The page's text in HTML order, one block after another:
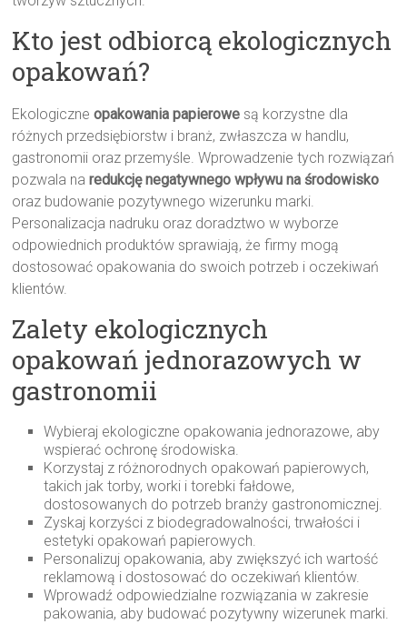
Kto jest odbiorcą ekologicznych
opakowań?
Ekologiczneopakowania papierowe są korzystne dla
różnych przedsiębiorstw i branż, zwłaszcza w handlu,
gastronomii oraz przemyśle. Wprowadzenie tych rozwiązań
pozwala naredukcję negatywnego wpływu na środowisko
oraz budowanie pozytywnego wizerunku marki.
Personalizacja nadruku oraz doradztwo w wyborze
odpowiednich produktów sprawiają, że firmy mogą
dostosować opakowania do swoich potrzeb i oczekiwań
klientów.
Zalety ekologicznych
opakowań jednorazowych w
gastronomii
Wybieraj ekologiczne opakowania jednorazowe, aby
wspierać ochronę środowiska.
Korzystaj z różnorodnych opakowań papierowych,
takich jak torby, worki i torebki fałdowe,
dostosowanych do potrzeb branży gastronomicznej.
Zyskaj korzyści z biodegradowalności, trwałości i
estetyki opakowań papierowych.
Personalizuj opakowania, aby zwiększyć ich wartość
reklamową i dostosować do oczekiwań klientów.
Wprowadź odpowiedzialne rozwiązania w zakresie
pakowania, aby budować pozytywny wizerunek marki.